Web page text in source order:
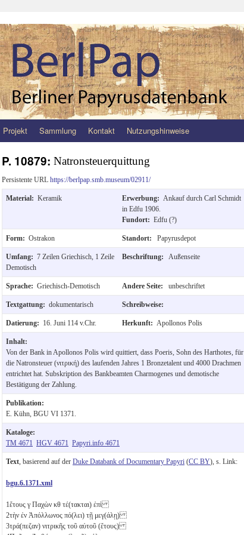
Zum
springen
Projekt Sammlung Kontakt Nutzungshinweise
P. 10879: Natronsteuerquittung
Persistente URL https://berlpap.smb.museum/02911/
Material: Keramik Erwerbung: Ankauf durch Carl Schmidt
in Edfu 1906.
Fundort: Edfu (?)
Form: Ostrakon Standort: Papyrusdepot
Umfang: 7 Zeilen Griechisch, 1 Zeile
Demotisch
Beschriftung: Außenseite
Sprache: Griechisch-Demotisch Andere Seite: unbeschriftet
Textgattung: dokumentarisch Schreibweise:
Datierung: 16. Juni 114 v.Chr. Herkunft: Apollonos Polis
Inhalt:
Von der Bank in Apollonos Polis wird quittiert, dass Poeris, Sohn des Harthotes, für
die Natronsteuer (νιτρική) des laufenden Jahres 1 Bronzetalent und 4000 Drachmen
entrichtet hat. Subskription des Bankbeamten Charmogenes und demotische
Bestätigung der Zahlung.
Publikation:
E. Kühn, BGU VI 1371.
Kataloge:
TM 4671 HGV 4671 Papyri.info 4671
Text , basierend auf der Duke Databank of Documentary Papyri (CC BY), s. Link:
bgu.6.1371.xml
1ἔτους γ Παχὼν κθ τέ(τακται) ἐπὶ
2τὴν ἐν Ἀπόλλωνος πό(λει) τῇ μεγ(άλῃ)
3τρά(πεζαν) νιτρικῆς τοῦ αὐτοῦ (ἔτους)